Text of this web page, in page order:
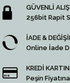
GÜVENLİ
256bit Rapit
İADE &
Online İade
KREDİ
Peşin